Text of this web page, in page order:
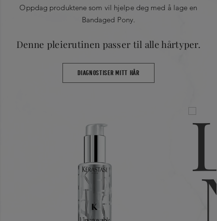
Oppdag produktene som vil hjelpe deg med å lage en
Bandaged Pony.
Denne pleierutinen passer til alle hårtyper.
DIAGNOSTISER MITT HÅR